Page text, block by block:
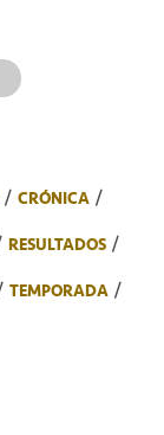
CRÓNICA
RESULTADOS
TEMPORADA